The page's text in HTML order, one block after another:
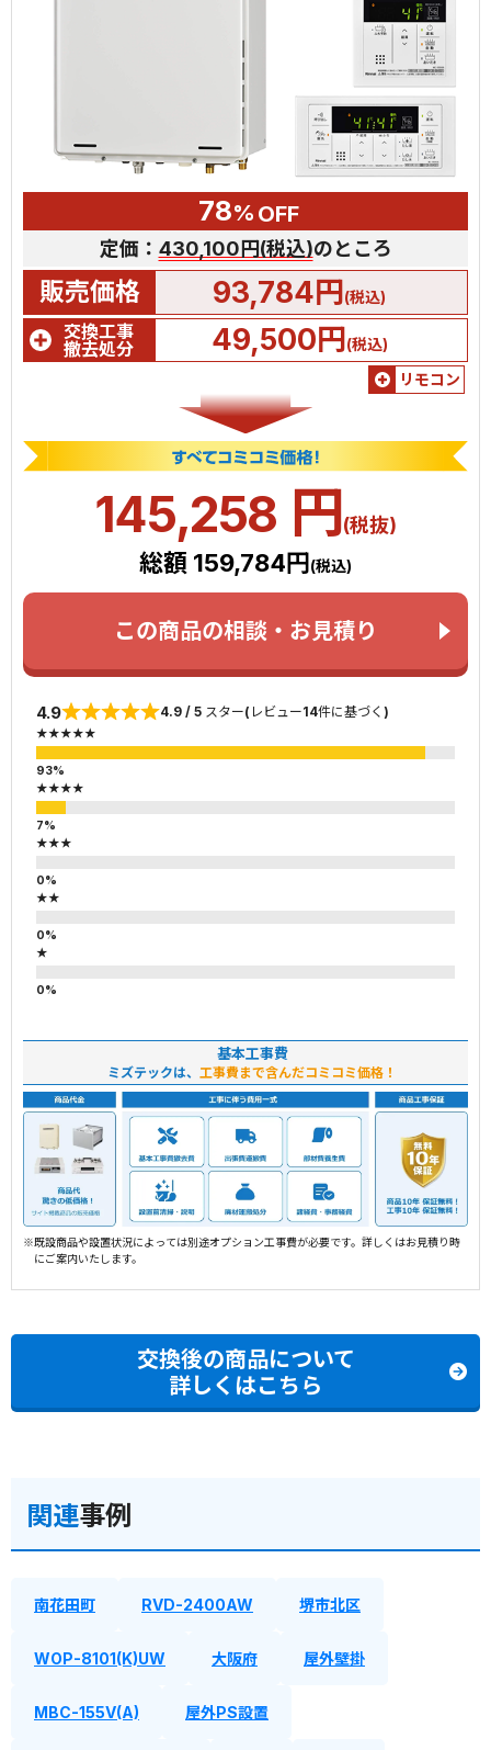
78% OFF
定価： 430,100円(税込)のところ
販売価格 93,784円(税込)
交換工事
撤去処分
49,500円(税込)
リモコン
145,258 円(税抜)
総額 159,784円 (税込)
この商品の相談・お見積り
4.9 4.9 / 5 スター(レビュー14件に基づく)
★★★★★
★★★★
★★★
★★
★
基本工事費
ミズテックは、 工事費まで含んだコミコミ価格！
※既設商品や設置状況によっては別途オプション工事費が必要です。詳しくはお見積り時
にご案内いたします。
交換後の商品について
詳しくはこちら
関連事例
南花田町 RVD-2400AW 堺市北区
WOP-8101(K)UW 大阪府 屋外壁掛
MBC-155V(A) 屋外PS設置